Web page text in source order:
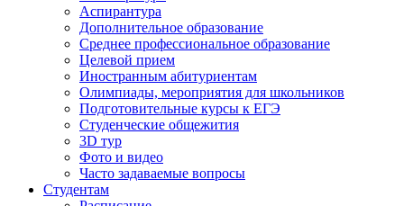
Аспирантура
Дополнительное образование
Среднее профессиональное образование
Целевой прием
Иностранным абитуриентам
Олимпиады, мероприятия для школьников
Подготовительные курсы к ЕГЭ
Студенческие общежития
3D тур
Фото и видео
Часто задаваемые вопросы
Студентам